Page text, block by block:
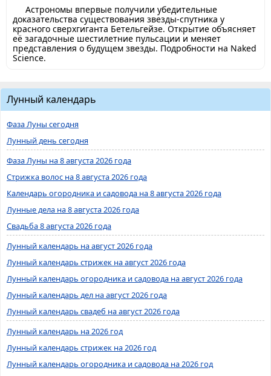
Астрономы впервые получили убедительные
доказательства существования звезды-спутника у
красного сверхгиганта Бетельгейзе. Открытие объясняет
её загадочные шестилетние пульсации и меняет
представления о будущем звезды. Подробности на Naked
Science.
Лунный календарь
Фаза Луны сегодня
Лунный день сегодня
Фаза Луны на 8 августа 2026 года
Стрижка волос на 8 августа 2026 года
Календарь огородника и садовода на 8 августа 2026 года
Лунные дела на 8 августа 2026 года
Свадьба 8 августа 2026 года
Лунный календарь на август 2026 года
Лунный календарь стрижек на август 2026 года
Лунный календарь огородника и садовода на август 2026 года
Лунный календарь дел на август 2026 года
Лунный календарь свадеб на август 2026 года
Лунный календарь на 2026 год
Лунный календарь стрижек на 2026 год
Лунный календарь огородника и садовода на 2026 год